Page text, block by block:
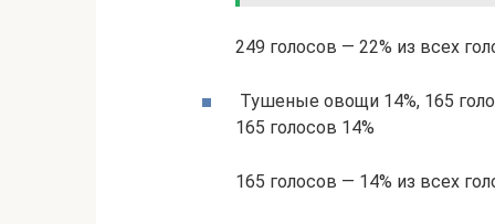
249 голосов — 22% из всех
Тушеные овощи 14%, 165
165 голосов 14%
165 голосов — 14% из всех